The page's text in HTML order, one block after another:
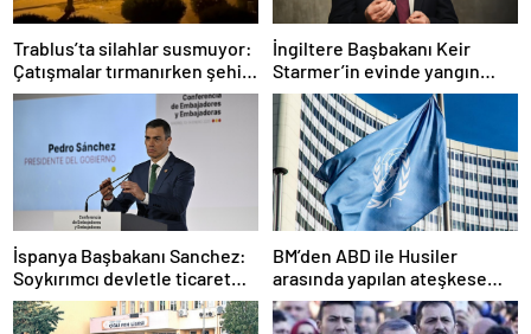
Trablus’ta silahlar susmuyor:
Çatışmalar tırmanırken şehir
alarmda
İngiltere Başbakanı Keir
Starmer’in evinde yangın
çıktı
İspanya Başbakanı Sanchez:
Soykırımcı devletle ticaret
yapmayız
BM’den ABD ile Husiler
arasında yapılan ateşkese
ilişkin değerlendirme